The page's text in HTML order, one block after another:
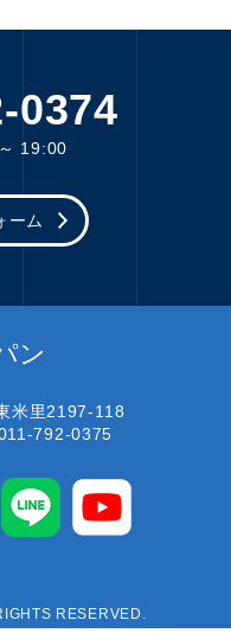
0374
19:00
ーム
ン
米里2197-118
792-0375
RESERVED.